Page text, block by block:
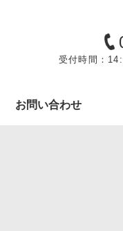
受付時間：
お問い合わせ